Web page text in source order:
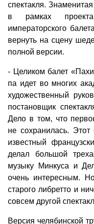
спектакля.
в рамках
императорского
вернуть на сцену
полной версии.
- Целиком балет
па идет во многих
художественный
постановщик
Дело в том, что
не сохранилась.
известный
делал большой
музыку Минкуса и
очень интересным.
старого либретто и
совсем другой
Версия челябинской